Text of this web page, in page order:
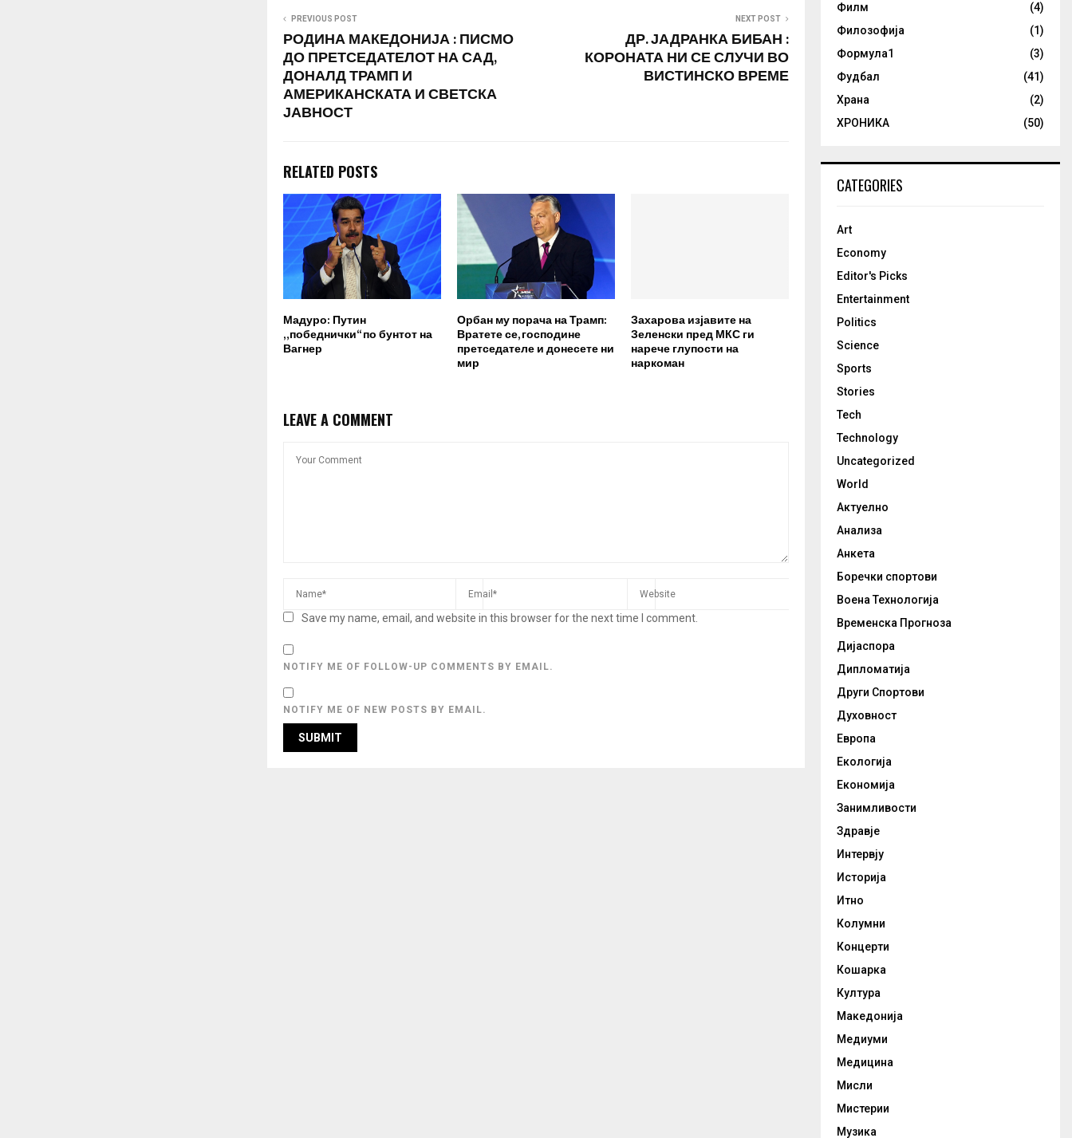
PREVIOUS POST
РОДИНА МАКЕДОНИЈА : ПИСМО
ДО ПРЕТСЕДАТЕЛОТ НА САД,
ДОНАЛД ТРАМП И
АМЕРИКАНСКАТА И СВЕТСКА
ЈАВНОСТ
NEXT POST
ДР. ЈАДРАНКА БИБАН :
КОРОНАТА НИ СЕ СЛУЧИ ВО
ВИСТИНСКО ВРЕМЕ
RELATED POSTS
Мадуро: Путин
„победнички“ по бунтот на
Вагнер
Орбан му порача на Трамп:
Вратете се, господине
претседателе и донесете ни
мир
Захарова изјавите на
Зеленски пред МКС ги
нарече глупости на
наркоман
LEAVE A COMMENT
Save my name, email, and website in this browser for the next time I comment.
NOTIFY ME OF FOLLOW-UP COMMENTS BY EMAIL.
NOTIFY ME OF NEW POSTS BY EMAIL.
Филм
(4)
Филозофија
(1)
Формула1
(3)
Фудбал
(41)
Храна
(2)
ХРОНИКА
(50)
CATEGORIES
Art
Economy
Editor's Picks
Entertainment
Politics
Science
Sports
Stories
Tech
Technology
Uncategorized
World
Актуелно
Анализа
Анкета
Боречки спортови
Воена Технологија
Временска Прогноза
Дијаспора
Дипломатија
Други Спортови
Духовност
Европа
Екологија
Економија
Занимливости
Здравје
Интервју
Историја
Итно
Колумни
Концерти
Кошарка
Култура
Македонија
Медиуми
Медицина
Мисли
Мистерии
Музика